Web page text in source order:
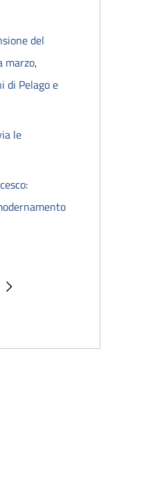
del
marzo,
di Pelago e
le
Pagina successiva